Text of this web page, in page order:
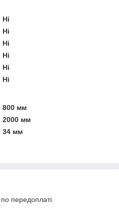
Ні
Ні
Ні
Ні
Ні
Ні
800 мм
2000 мм
34 мм
передоплаті.